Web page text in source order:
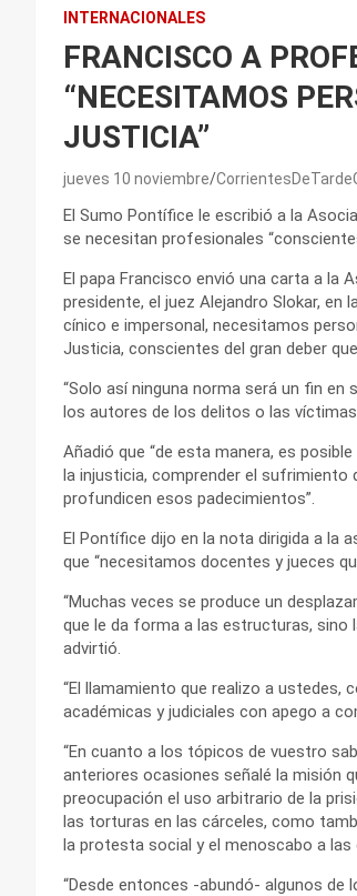
INTERNACIONALES
FRANCISCO A
“NECESITAMOS
JUSTICIA”
jueves 10 noviembre
El Sumo Pontífice le escribió a la
se necesitan profesionales
El papa Francisco envió una carta a la
presidente, el juez Alejandro Slokar, en
cínico e impersonal, necesitamos
Justicia, conscientes del gran deber que
“Solo así ninguna norma será un fin
los autores de los delitos o las
Añadió que “de esta manera, es
la injusticia, comprender el sufrimiento
profundicen esos padecimientos”.
El Pontífice dijo en la nota dirigida a la
que “necesitamos docentes y jueces
“Muchas veces se produce un
que le da forma a las estructuras, sino
advirtió.
“El llamamiento que realizo a ustedes,
académicas y judiciales con apego a
“En cuanto a los tópicos de vuestro
anteriores ocasiones señalé la misión
preocupación el uso arbitrario de la
las torturas en las cárceles, como
la protesta social y el menoscabo a las
“Desde entonces -abundó- algunos